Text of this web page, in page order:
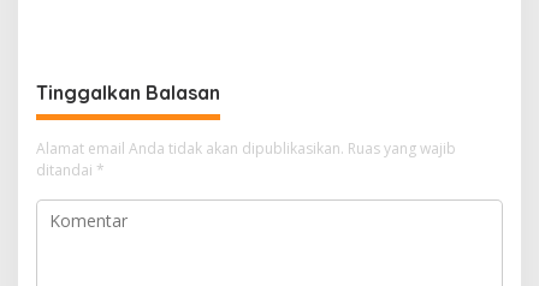
Tinggalkan Balasan
Alamat email Anda tidak akan dipublikasikan. Ruas yang wajib
ditandai *